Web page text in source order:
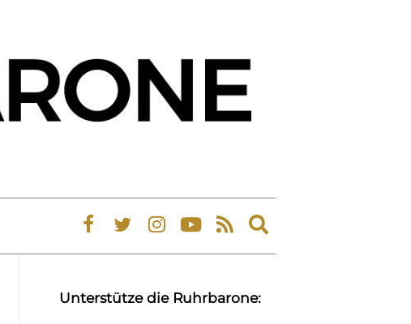
Expand
search
Unterstütze die Ruhrbarone: